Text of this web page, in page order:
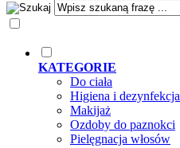
KATEGORIE
Do ciała
Higiena i dezynfekcja
Makijaż
Ozdoby do paznokci
Pielęgnacja włosów